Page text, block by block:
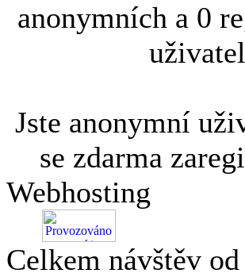
anonymních a 0
Jste anonymní
se zdarma
Webhosting
Celkem návštěv